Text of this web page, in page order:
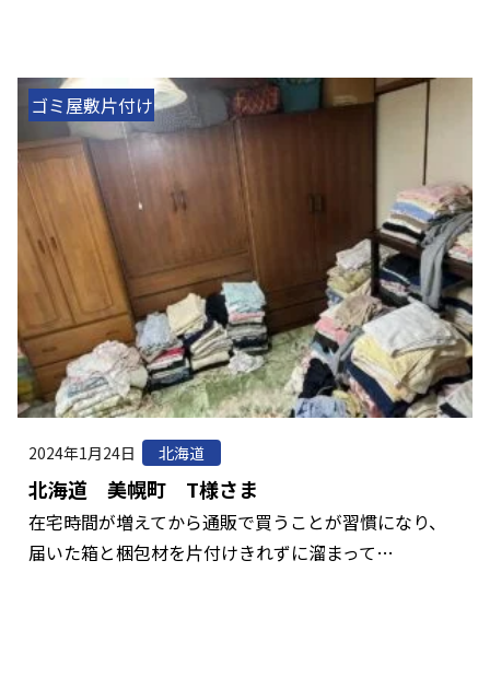
ゴミ屋敷片付け
2024年1月24日 北海道
北海道 美幌町 T様さま
在宅時間が増えてから通販で買うことが習慣になり、
届いた箱と梱包材を片付けきれずに溜まって…